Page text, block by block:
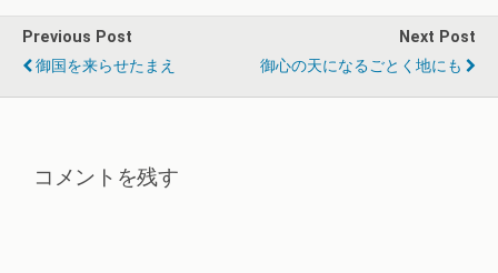
Previous Post
御国を来らせたまえ
Next Post
御心の天になるごとく地にも
コメントを残す